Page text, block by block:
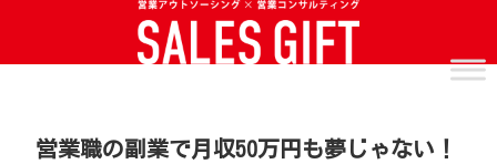
営業職の副業で月収50万円も夢じゃない！